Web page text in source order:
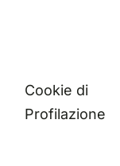
Cookie di
Profilazione